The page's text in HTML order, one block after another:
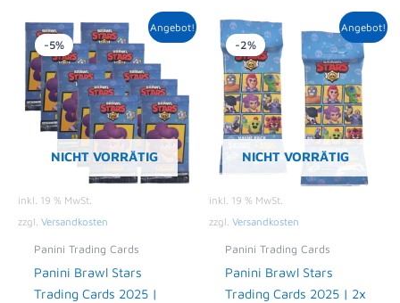
Angebot!
NICHT VORRÄTIG
-5%
inkl. 19 % MwSt.
zzgl. Versandkosten
Panini Trading Cards
Panini Brawl Stars
Trading Cards 2025 |
Ursprünglicher
Preis
war:
19,90 €
Aktueller
Preis
18,99 €.
Angebot!
NICHT VORRÄTIG
-2%
inkl. 19 % MwSt.
zzgl. Versandkosten
Panini Trading Cards
Panini Brawl Stars
Trading Cards 2025 | 2x
Ursprünglicher
Preis
war:
15,98 €
Aktueller
Preis
ist:
15,59 €.